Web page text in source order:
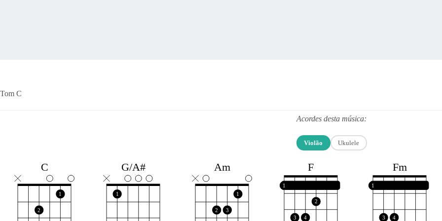
Tom C
Acordes desta música:
Violão Ukulele
C
2
1
G/A#
1
Am
2 3
1
F
1
3 4
2
Fm
1
3 4